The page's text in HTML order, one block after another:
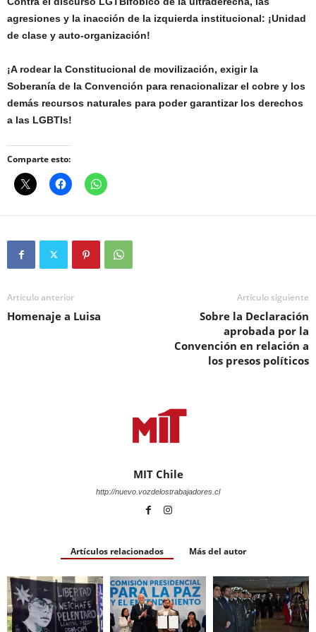
agresiones y la inacción de la izquierda institucional: ¡Unidad
de clase y auto-organización!
¡A rodear la Constitucional de movilización, exigir la
Soberanía de la Convención para renacionalizar el cobre y los
demás recursos naturales para poder garantizar los derechos
a las LGBTIs!
Comparte esto:
Artículo anterior
Homenaje a Luisa
Artículo siguiente
Sobre la Declaración
aprobada por la
Convención en relación a
los presos políticos
MIT Chile
http://nuevo.vozdelostrabajadores.cl
Artículos relacionados Más del autor